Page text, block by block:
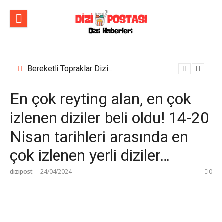
Bereketli Topraklar Dizisinin İlk Tanıtım Fragmanı Yayımlandı! Yeni dizi yakında Show TV’de başlıyor!
En çok reyting alan, en çok
izlenen diziler beli oldu! 14-20
Nisan tarihleri arasında en
çok izlenen yerli diziler…
dizipost 24/04/2024 0